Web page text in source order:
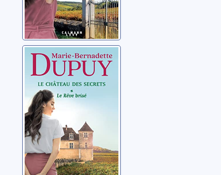
Le château des
secrets 01: Le
rêve brisé
Dupuy, Marie-
Bernadette